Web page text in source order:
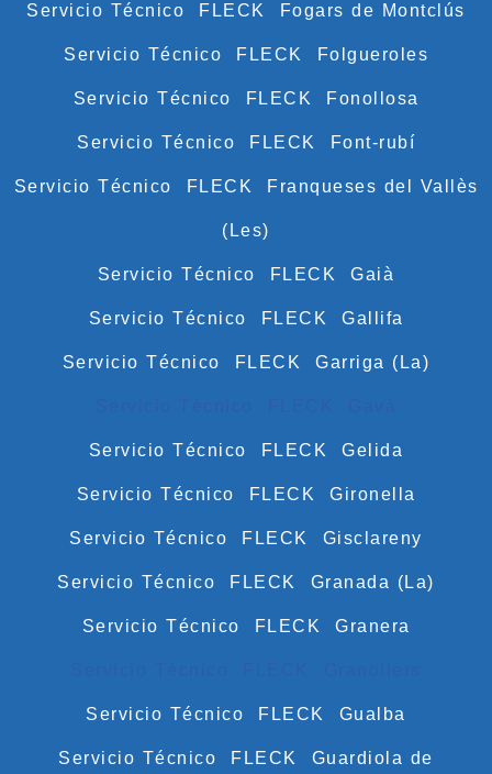
Servicio Técnico FLECK Fogars de Montclús
Servicio Técnico FLECK Folgueroles
Servicio Técnico FLECK Fonollosa
Servicio Técnico FLECK Font-rubí
Servicio Técnico FLECK Franqueses del Vallès
(Les)
Servicio Técnico FLECK Gaià
Servicio Técnico FLECK Gallifa
Servicio Técnico FLECK Garriga (La)
Servicio Técnico FLECK Gelida
Servicio Técnico FLECK Gironella
Servicio Técnico FLECK Gisclareny
Servicio Técnico FLECK Granada (La)
Servicio Técnico FLECK Granera
Servicio Técnico FLECK Gualba
Servicio Técnico FLECK Guardiola de